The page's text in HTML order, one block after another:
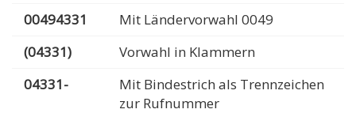
00494331
Mit Ländervorwahl 0049
(04331)
Vorwahl in Klammern
04331-
Mit Bindestrich als Trennzeichen
zur Rufnummer